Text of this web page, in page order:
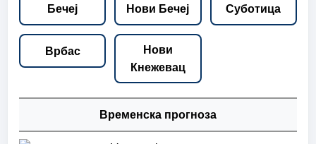
Бечеј Нови Бечеј Суботица
Врбас
Нови
Кнежевац
Временска прогноза